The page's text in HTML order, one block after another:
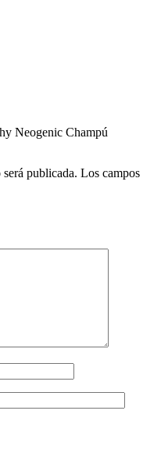
Neogenic Champú
publicada. Los campos